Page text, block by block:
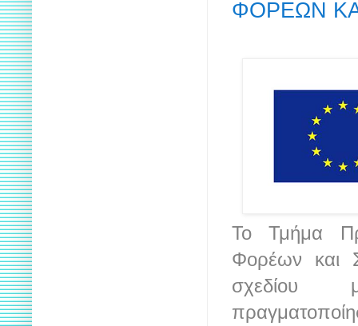
ΦΟΡΕΩΝ
Το Τμήμα
Φορέων και
σχεδίου